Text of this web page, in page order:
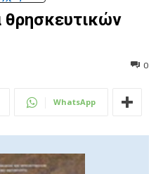
θρησκευτικών
0
WhatsApp